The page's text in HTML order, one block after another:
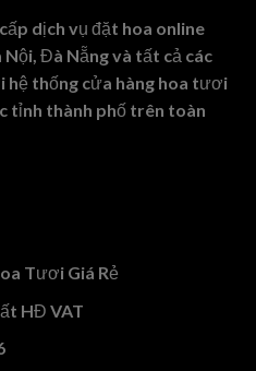
dịch vụ đặt hoa online
Đà Nẵng và tất cả các
hệ thống cửa hàng hoa tươi
tỉnh thành phố trên toàn
Tươi Giá Rẻ
HĐ VAT